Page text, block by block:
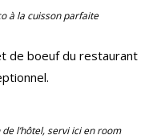
à la cuisson parfaite
de boeuf du restaurant
l’hôtel, servi ici enroom